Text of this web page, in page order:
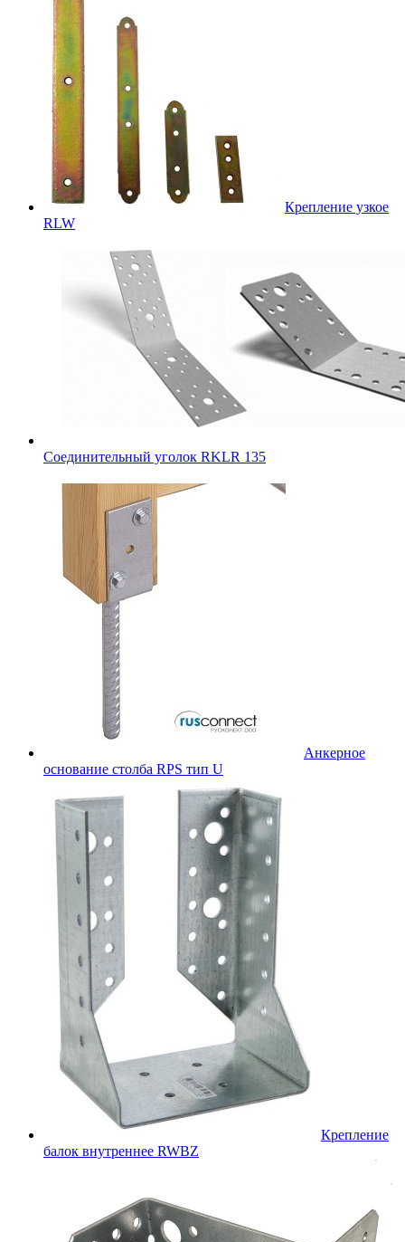
Крепление узкое
RLW
Соединительный уголок RKLR 135
Анкерное
основание столба RPS тип U
Крепление
балок внутреннее RWBZ